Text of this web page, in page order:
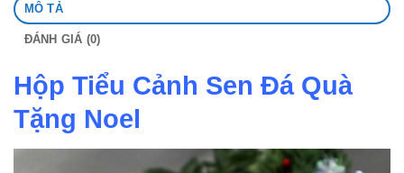
MÔ TẢ
ĐÁNH GIÁ (0)
Hộp Tiểu Cảnh Sen Đá Quà
Tặng Noel